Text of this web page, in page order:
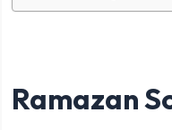
Ramazan